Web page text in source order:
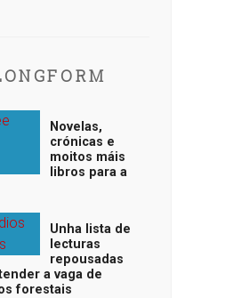
Novelas,
crónicas e
moitos máis
libros para a
Unha lista de
lecturas
repousadas
a vaga de
forestais